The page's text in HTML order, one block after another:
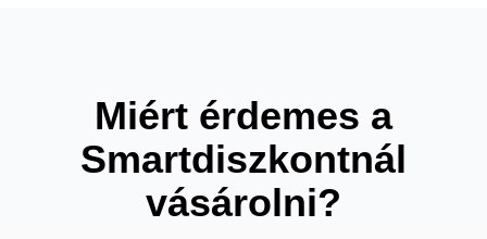
Miért érdemes a
Smartdiszkontnál
vásárolni?